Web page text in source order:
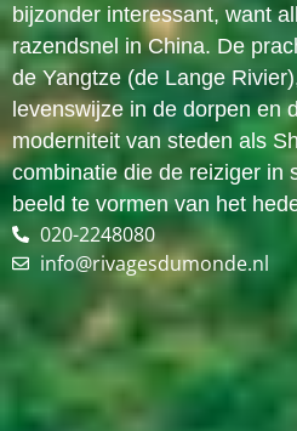
bijzonder interessant, want
razendsnel in China. De
de Yangtze (de Lange
levenswijze in de dorpen en
moderniteit van steden als
combinatie die de reiziger in
beeld te vormen van het
020-2248080
info@rivagesdumonde.nl